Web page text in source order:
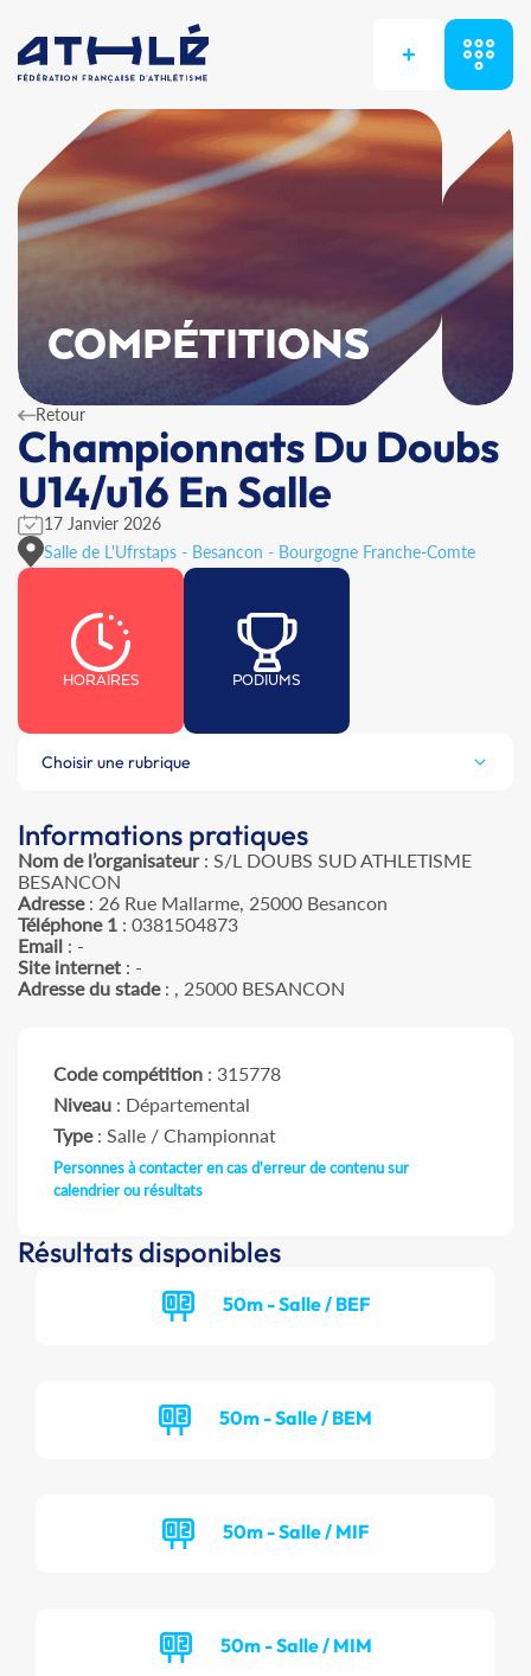
+
COMPÉTITIONS
Retour
Championnats Du Doubs
U14/u16 En Salle
17 Janvier 2026
Salle de L'Ufrstaps - Besancon - Bourgogne Franche-Comte
HORAIRES PODIUMS
Choisir une rubrique
Informations pratiques
Nom de l’organisateur: S/L DOUBS SUD ATHLETISME
BESANCON
Adresse: 26 Rue Mallarme, 25000 Besancon
Téléphone 1 : 0381504873
Email : -
Site internet : -
Adresse du stade: , 25000 BESANCON
Code compétition : 315778
Niveau : Départemental
Type: Salle / Championnat
Personnes à contacter en cas d'erreur de contenu sur
calendrier ou résultats
Résultats disponibles
50m - Salle / BEF
50m - Salle / BEM
50m - Salle / MIF
50m - Salle / MIM